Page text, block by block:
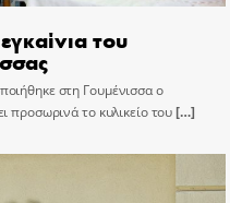
του
στη Γουμένισσα ο
προσωρινά το κυλικείο του[…]